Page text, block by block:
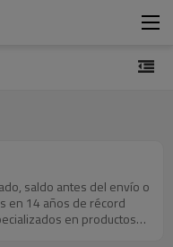
en productos